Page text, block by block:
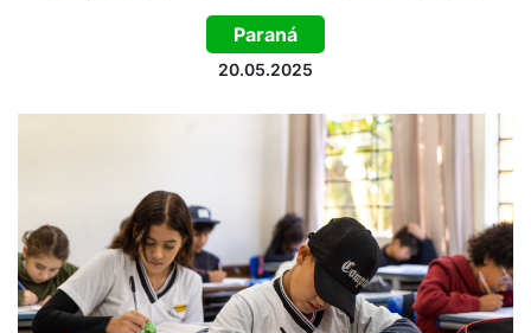
Paraná
20.05.2025